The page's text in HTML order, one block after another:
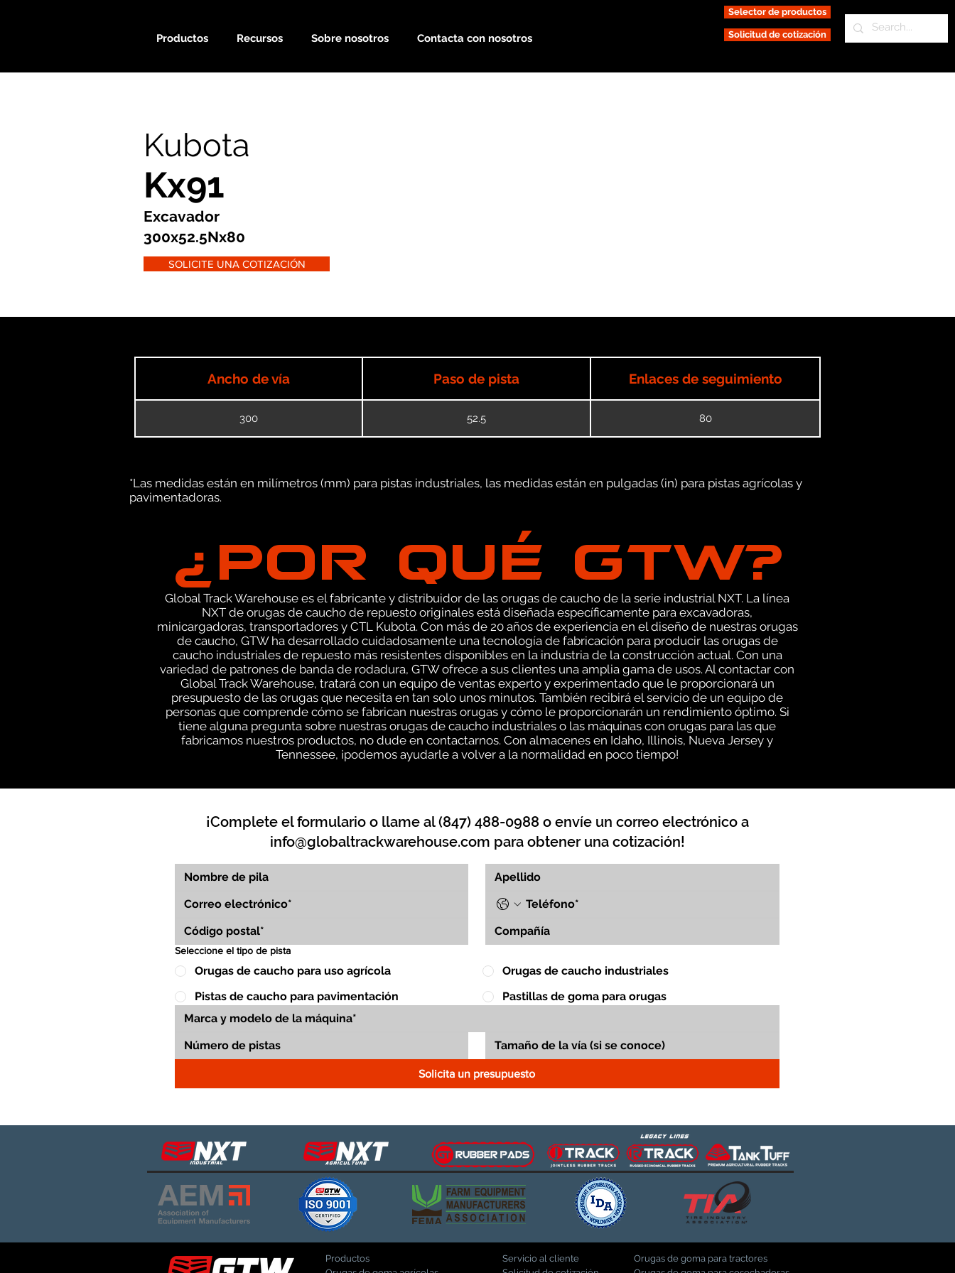
Productos Recursos Sobre nosotros Contacta con nosotros
Selector de productos
Solicitud de cotización
Kubota
Kx91
Excavador
300x52.5Nx80
SOLICITE UNA COTIZACIÓN
Ancho de vía Paso de pista Enlaces de seguimiento
300 52.5 80
*Las medidas están en milímetros (mm) para pistas industriales, las medidas están en pulgadas (in) para pistas agrícolas y
pavimentadoras.
¿POR QUÉ GTW?
Global Track Warehouse es el fabricante y distribuidor de las orugas de caucho de la serie industrial NXT. La línea
NXT de orugas de caucho de repuesto originales está diseñada específicamente para excavadoras,
minicargadoras, transportadores y CTL Kubota. Con más de 20 años de experiencia en el diseño de nuestras orugas
de caucho, GTW ha desarrollado cuidadosamente una tecnología de fabricación para producir las orugas de
caucho industriales de repuesto más resistentes disponibles en la industria de la construcción actual. Con una
variedad de patrones de banda de rodadura, GTW ofrece a sus clientes una amplia gama de usos. Al contactar con
Global Track Warehouse, tratará con un equipo de ventas experto y experimentado que le proporcionará un
presupuesto de las orugas que necesita en tan solo unos minutos. También recibirá el servicio de un equipo de
personas que comprende cómo se fabrican nuestras orugas y cómo le proporcionarán un rendimiento óptimo. Si
tiene alguna pregunta sobre nuestras orugas de caucho industriales o las máquinas con orugas para las que
fabricamos nuestros productos, no dude en contactarnos. Con almacenes en Idaho, Illinois, Nueva Jersey y
Tennessee, ¡podemos ayudarle a volver a la normalidad en poco tiempo!
¡Complete el formulario o llame al (847) 488-0988 o envíe un correo electrónico a
info@globaltrackwarehouse.com para obtener una cotización!
Seleccione el tipo de pista
Orugas de caucho para uso agrícola
Orugas de caucho industriales
Pistas de caucho para pavimentación
Pastillas de goma para orugas
Solicita un presupuesto
Productos
Servicio al cliente
Orugas de goma para tractores